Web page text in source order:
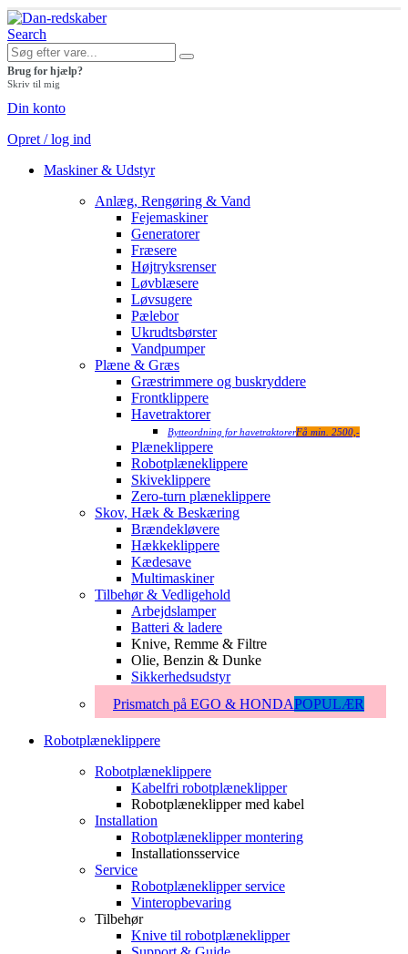
Search
Brug for hjælp?
Skriv til mig
Din konto
Opret / log ind
Maskiner & Udstyr
Anlæg, Rengøring & Vand
Fejemaskiner
Generatorer
Fræsere
Højtryksrenser
Løvblæsere
Løvsugere
Pælebor
Ukrudtsbørster
Vandpumper
Plæne & Græs
Græstrimmere og buskryddere
Frontklippere
Havetraktorer
Bytteordning for havetraktorerFå min. 2500,-
Plæneklippere
Robotplæneklippere
Skiveklippere
Zero-turn plæneklippere
Skov, Hæk & Beskæring
Brændekløvere
Hækkeklippere
Kædesave
Multimaskiner
Tilbehør & Vedligehold
Arbejdslamper
Batteri & ladere
Knive, Remme & Filtre
Olie, Benzin & Dunke
Sikkerhedsudstyr
Prismatch på EGO & HONDAPOPULÆR
Robotplæneklippere
Robotplæneklippere
Kabelfri robotplæneklipper
Robotplæneklipper med kabel
Installation
Robotplæneklipper montering
Installationsservice
Service
Robotplæneklipper service
Vinteropbevaring
Tilbehør
Knive til robotplæneklipper